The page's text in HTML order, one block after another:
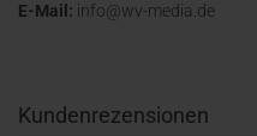
E-Mail: info@wv-media.de
Kundenrezensionen